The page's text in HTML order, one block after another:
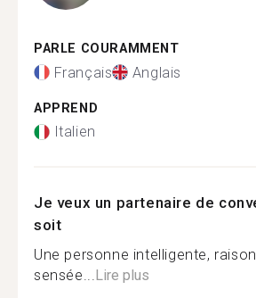
PARLE COURAMMENT
Français Anglais
APPREND
Italien
Je veux un partenaire de
soit
Une personne intelligente,
sensée...Lire plus